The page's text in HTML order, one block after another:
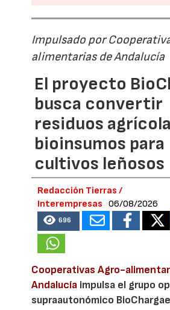
Impulsado por
alimentarias de Andalucía
El proyecto
busca convertir
residuos
bioinsumos para
cultivos leñosos
Redacción Tierras /
Interempresas
06/08/2026
696
Cooperativas Agro-
Andalucía impulsa el grupo
supraautonómico